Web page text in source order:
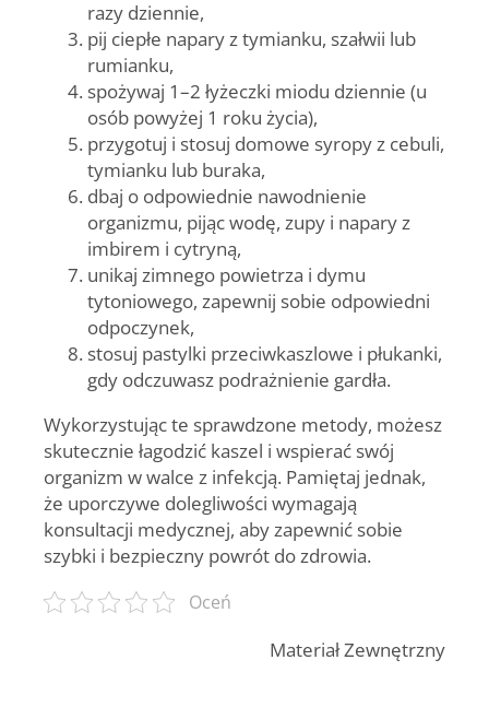
razy dziennie,
pij ciepłe napary z tymianku, szałwii lub
rumianku,
spożywaj 1–2 łyżeczki miodu dziennie (u
osób powyżej 1 roku życia),
przygotuj i stosuj domowe syropy z cebuli,
tymianku lub buraka,
dbaj o odpowiednie nawodnienie
organizmu, pijąc wodę, zupy i napary z
imbirem i cytryną,
unikaj zimnego powietrza i dymu
tytoniowego, zapewnij sobie odpowiedni
odpoczynek,
stosuj pastylki przeciwkaszlowe i płukanki,
gdy odczuwasz podrażnienie gardła.
Wykorzystując te sprawdzone metody, możesz
skutecznie łagodzić kaszel i wspierać swój
organizm w walce z infekcją. Pamiętaj jednak,
że uporczywe dolegliwości wymagają
konsultacji medycznej, aby zapewnić sobie
szybki i bezpieczny powrót do zdrowia.
Oceń
Materiał Zewnętrzny